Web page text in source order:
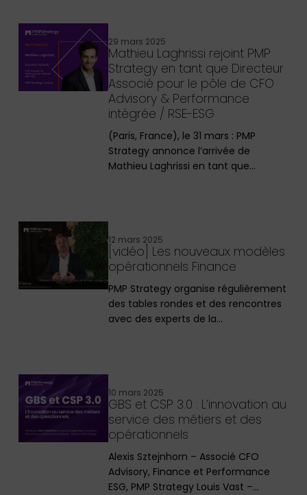
29 mars 2025
Mathieu Laghrissi rejoint PMP
Strategy en tant que Directeur
Associé pour le pôle de CFO
Advisory & Performance
intégrée / RSE-ESG
(Paris, France), le 31 mars : PMP
Strategy annonce l’arrivée de
Mathieu Laghrissi en tant que…
12 mars 2025
[vidéo] Les nouveaux modèles
opérationnels Finance
PMP Strategy organise régulièrement
des tables rondes et des rencontres
avec des experts de la…
10 mars 2025
GBS et CSP 3.0 : L’innovation au
service des métiers et des
opérationnels
Alexis Sztejnhorn – Associé CFO
Advisory, Finance et Performance
ESG, PMP Strategy Louis Vast –…